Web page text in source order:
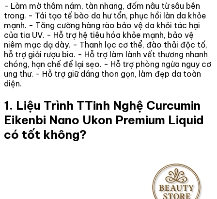
- Làm mờ thâm nám, tàn nhang, đốm nâu từ sâu bên
trong. - Tái tạo tế bào da hư tổn, phục hồi làn da khỏe
mạnh. - Tăng cường hàng rào bảo vệ da khỏi tác hại
của tia UV. - Hỗ trợ hệ tiêu hóa khỏe mạnh, bảo vệ
niêm mạc dạ dày. - Thanh lọc cơ thể, đào thải độc tố,
hỗ trợ giải rượu bia. - Hỗ trợ làm lành vết thương nhanh
chóng, hạn chế để lại sẹo. - Hỗ trợ phòng ngừa nguy cơ
ung thư. - Hỗ trợ giữ dáng thon gọn, làm đẹp da toàn
diện.
1. Liệu Trình TTinh Nghệ Curcumin
Eikenbi Nano Ukon Premium Liquid
có tốt không?